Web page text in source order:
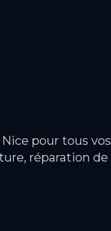
pour tous vos
réparation de